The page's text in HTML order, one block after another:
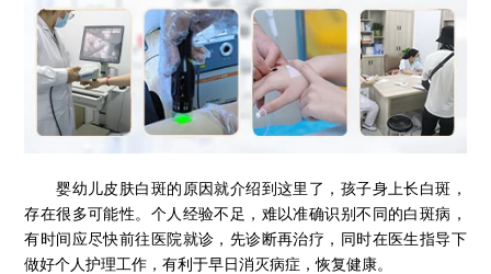
婴幼儿皮肤白斑的原因就介绍到这里了，孩子身上长白斑，
存在很多可能性。个人经验不足，难以准确识别不同的白斑病，
有时间应尽快前往医院就诊，先诊断再治疗，同时在医生指导下
做好个人护理工作，有利于早日消灭病症，恢复健康。
石家庄专治白斑医院